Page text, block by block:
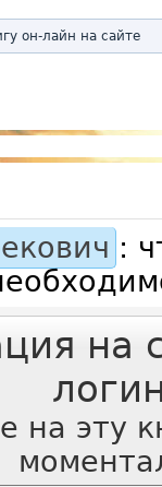
он-лайн на сайте
:
на
на эту